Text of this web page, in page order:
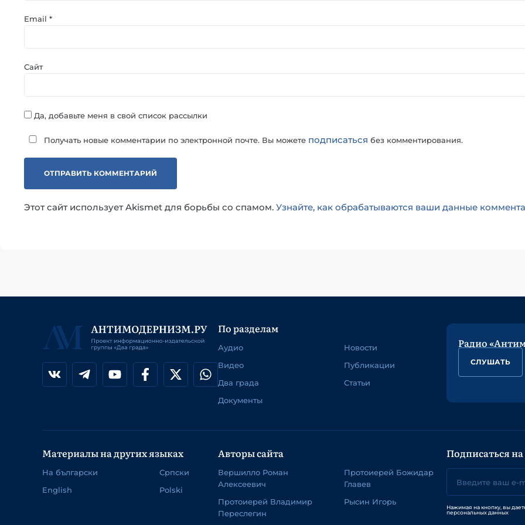
Email *
Сайт
Да, добавьте меня в свой список рассылки
Получать новые комментарии по электронной почте. Вы можете подписаться без комментирования.
Этот сайт использует Akismet для борьбы со спамом. Узнайте, как обрабатываются ваши данные
По разделам
Аудио
Видео
Два града
Документы
Новости
Публикации
Статьи
Радио
СЛУШАТЬ
Материалы на других языках
На български
English
Српски
Polski
Авторы сайта
Вершилло Роман
Алексеевич
Протоиерей Владимир
Переслегин
Протоиерей Божидар
Главев
Рысин Игорь
Подписаться
Нажимая на кнопку, вы
персональных данных